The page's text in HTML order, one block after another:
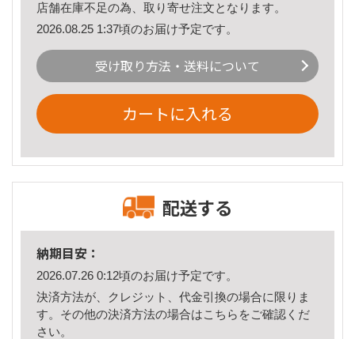
店舗在庫不足の為、取り寄せ注文となります。
2026.08.25 1:37頃のお届け予定です。
受け取り方法・送料について
カートに入れる
配送する
納期目安：
2026.07.26 0:12頃のお届け予定です。
決済方法が、クレジット、代金引換の場合に限りま
す。その他の決済方法の場合はこちら をご確認くだ
さい。